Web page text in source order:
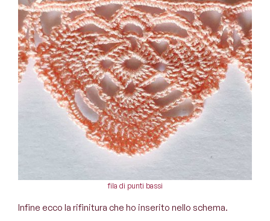
fila di punti bassi
Infine ecco la rifinitura che ho inserito nello schema.